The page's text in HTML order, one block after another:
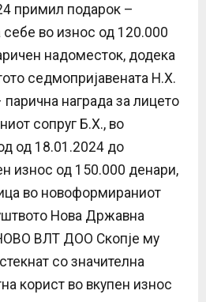
примил подарок –
себе во износ од 120.000
надоместок, додека
седмопријавената Н.Х.
награда за лицето
сопруг Б.Х., во
од 18.01.2024 до
износ од 150.000 денари,
во новоформираниот
Нова Државна
ВЛТ ДОО Скопје му
со значителна
корист во вкупен износ